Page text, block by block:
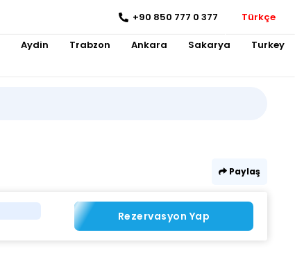
+90 850 777 0 377 Türkçe
Aydin Trabzon Ankara Sakarya Turkey
Paylaş
Rezervasyon Yap